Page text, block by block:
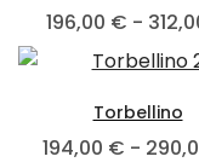
196,00 € -
Torbellino
194,00 € -